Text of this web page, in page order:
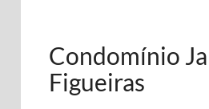
Condomínio
Figueiras